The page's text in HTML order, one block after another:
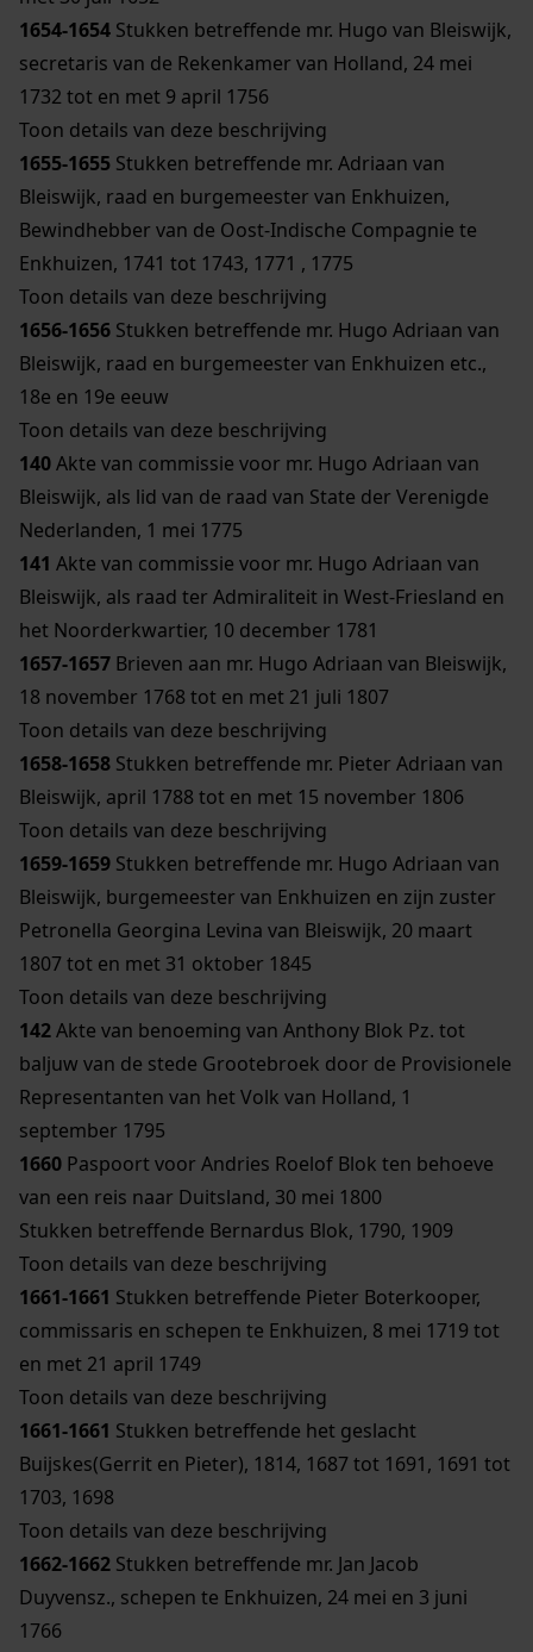
1654-1654 Stukken betreffende mr. Hugo van Bleiswijk,
secretaris van de Rekenkamer van Holland, 24 mei
1732 tot en met 9 april 1756
Toon details van deze beschrijving
1655-1655 Stukken betreffende mr. Adriaan van
Bleiswijk, raad en burgemeester van Enkhuizen,
Bewindhebber van de Oost-Indische Compagnie te
Enkhuizen, 1741 tot 1743, 1771 , 1775
Toon details van deze beschrijving
1656-1656 Stukken betreffende mr. Hugo Adriaan van
Bleiswijk, raad en burgemeester van Enkhuizen etc.,
18e en 19e eeuw
Toon details van deze beschrijving
140Akte van commissie voor mr. Hugo Adriaan van
Bleiswijk, als lid van de raad van State der Verenigde
Nederlanden, 1 mei 1775
141 Akte van commissie voor mr. Hugo Adriaan van
Bleiswijk, als raad ter Admiraliteit in West-Friesland en
het Noorderkwartier, 10 december 1781
1657-1657 Brieven aan mr. Hugo Adriaan van Bleiswijk,
18 november 1768 tot en met 21 juli 1807
Toon details van deze beschrijving
1658-1658 Stukken betreffende mr. Pieter Adriaan van
Bleiswijk, april 1788 tot en met 15 november 1806
Toon details van deze beschrijving
1659-1659 Stukken betreffende mr. Hugo Adriaan van
Bleiswijk, burgemeester van Enkhuizen en zijn zuster
Petronella Georgina Levina van Bleiswijk, 20 maart
1807 tot en met 31 oktober 1845
Toon details van deze beschrijving
142Akte van benoeming van Anthony Blok Pz. tot
baljuw van de stede Grootebroek door de Provisionele
Representanten van het Volk van Holland, 1
september 1795
1660 Paspoort voor Andries Roelof Blok ten behoeve
van een reis naar Duitsland, 30 mei 1800
Stukken betreffende Bernardus Blok, 1790, 1909
Toon details van deze beschrijving
1661-1661 Stukken betreffende Pieter Boterkooper,
commissaris en schepen te Enkhuizen, 8 mei 1719 tot
en met 21 april 1749
Toon details van deze beschrijving
1661-1661 Stukken betreffende het geslacht
Buijskes(Gerrit en Pieter), 1814, 1687 tot 1691, 1691 tot
1703, 1698
Toon details van deze beschrijving
1662-1662 Stukken betreffende mr. Jan Jacob
Duyvensz., schepen te Enkhuizen, 24 mei en 3 juni
1766